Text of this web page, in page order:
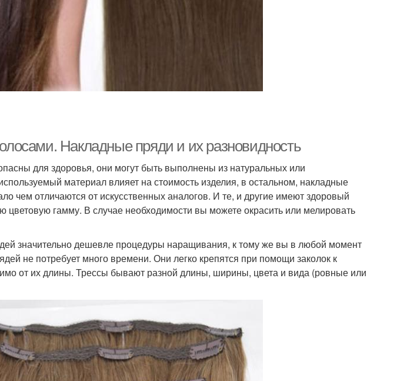
Накладные пряди и их разновидность
для здоровья, они могут быть выполнены из натуральных или
материал влияет на стоимость изделия, в остальном, накладные
чем отличаются от искусственных аналогов. И те, и другие имеют здоровый
цветовую гамму. В случае необходимости вы можете окрасить или мелировать
значительно дешевле процедуры наращивания, к тому же вы в любой момент
не потребует много времени. Они легко крепятся при помощи заколок к
от их длины. Трессы бывают разной длины, ширины, цвета и вида (ровные или